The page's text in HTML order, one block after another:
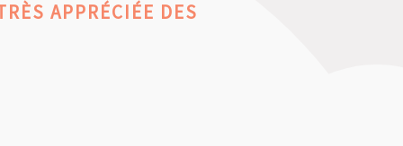
APPRÉCIÉE DES